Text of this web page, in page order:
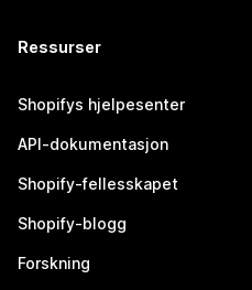
Ressurser
Shopifys hjelpesenter
API-dokumentasjon
Shopify-fellesskapet
Shopify-blogg
Forskning